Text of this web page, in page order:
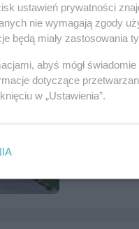
Tczew, tel.
ustawień prywatności
nie wymagają zgody
będą miały zastosowania
abyś mógł
dotyczące
w „Ustawienia”.